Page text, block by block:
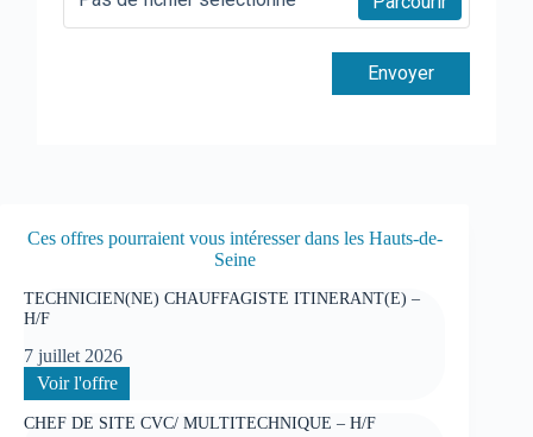
Envoyer
Ces offres pourraient vous intéresser dans les Hauts-de-
Seine
TECHNICIEN(NE) CHAUFFAGISTE ITINERANT(E) –
H/F
7 juillet 2026
Voir l'offre:
TECHNICIEN(NE)
CHAUFFAGISTE
CHEF DE SITE CVC/ MULTITECHNIQUE – H/F